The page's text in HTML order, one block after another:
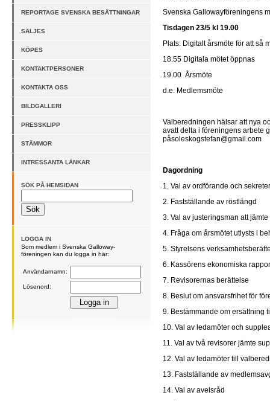
REPORTAGE SVENSKA BESÄTTNINGAR
SÄLJES
KÖPES
KONTAKTPERSONER
KONTAKTA OSS
BILDGALLERI
PRESSKLIPP
STÄMMOR
INTRESSANTA LÄNKAR
SÖK PÅ HEMSIDAN
LOGGA IN
Som medlem i Svenska Galloway-
föreningen kan du logga in här:
Användarnamn:
Lösenord:
Svenska Gallowayföreningens
Tisdagen 23/5 kl 19.00
Plats: Digitalt årsmöte för att så
18.55 Digitala mötet öppnas
19.00 Årsmöte
d.e. Medlemsmöte
Valberedningen hälsar att nya
avatt delta i föreningens arbete
påsoleskogstefan@gmail.com
Dagordning
1. Val av ordförande och
2. Fastställande av röstlängd
3. Val av justeringsman att
4. Fråga om årsmötet utlysts i
5. Styrelsens
6. Kassörens ekonomiska
7. Revisorernas berättelse
8. Beslut om ansvarsfrihet för
9. Bestämmande om ersättning
10. Val av ledamöter och
11. Val av två revisorer jämte
12. Val av ledamöter till
13. Fastställande av
14. Val av avelsråd